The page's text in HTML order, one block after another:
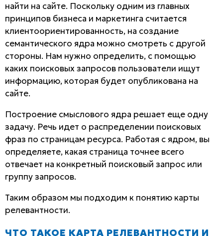
найти на сайте. Поскольку одним из главных
принципов бизнеса и маркетинга считается
клиентоориентированность, на создание
семантического ядра можно смотреть с другой
стороны. Нам нужно определить, с помощью
каких поисковых запросов пользователи ищут
информацию, которая будет опубликована на
сайте.
Построение смыслового ядра решает еще одну
задачу. Речь идет о распределении поисковых
фраз по страницам ресурса. Работая с ядром, вы
определяете, какая страница точнее всего
отвечает на конкретный поисковый запрос или
группу запросов.
Таким образом мы подходим к понятию карты
релевантности.
ЧТО ТАКОЕ КАРТА РЕЛЕВАНТНОСТИ И